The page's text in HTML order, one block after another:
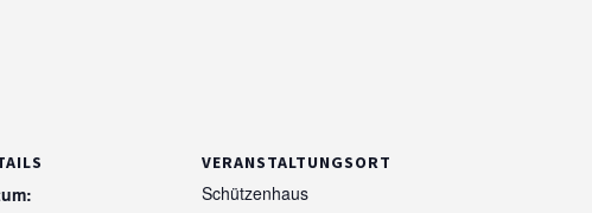
VERANSTALTUNGSORT
Schützenhaus